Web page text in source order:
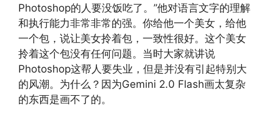
Photoshop的人要没饭吃了。”他对语言文字的理解
和执行能力非常非常的强。你给他一个美女，给他
一个包，说让美女拎着包，一致性很好。这个美女
拎着这个包没有任何问题。当时大家就讲说
Photoshop这帮人要失业，但是并没有引起特别大
的风潮。为什么？因为Gemini 2.0 Flash画太复杂
的东西是画不了的。